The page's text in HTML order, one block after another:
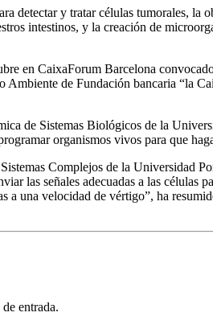
detectar y tratar células tumorales,
intestinos, y la creación de
en CaixaForum Barcelona
de Fundación bancaria “la
de Sistemas Biológicos de la
organismos vivos para que
Complejos de la Universidad
las señales adecuadas a las células
a una velocidad de vértigo”, ha
entrada.